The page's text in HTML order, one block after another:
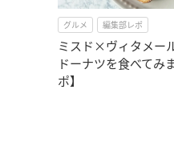
グルメ 編集部レポ
ミスド×ヴィタメー
ドーナツを食べてみ
ポ】